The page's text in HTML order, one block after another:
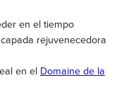
en el tiempo
rejuvenecedora
en el Domaine de la